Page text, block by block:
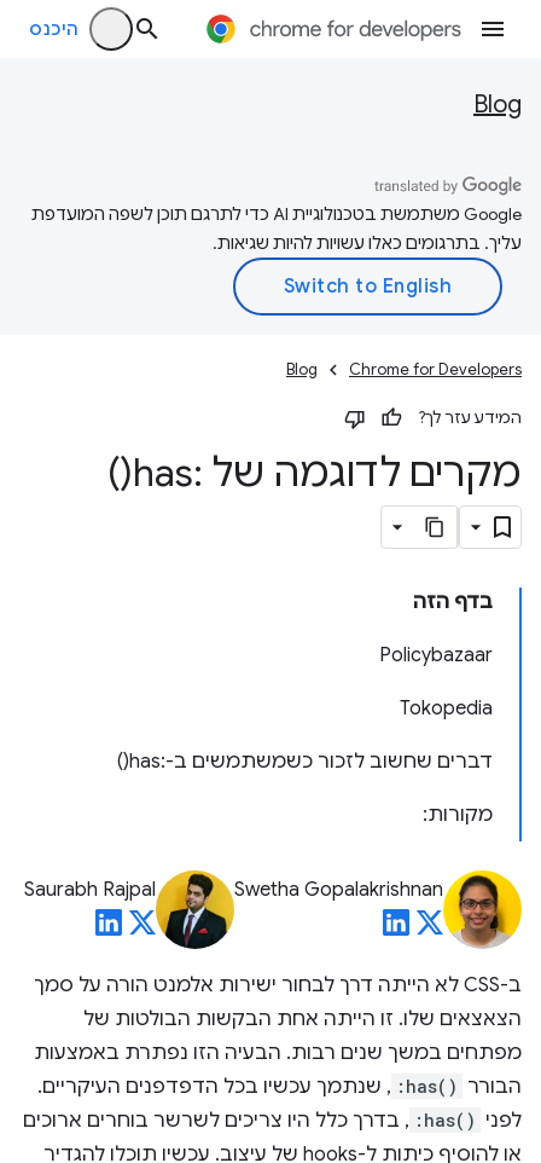
היכנס
Blog
‫Google משתמשת בטכנולוגיית AI כדי לתרגם תוכן לשפה המועדפת
עליך. בתרגומים כאלו עשויות להיות שגיאות.
Chrome for Developers
Blog
המידע עזר לך?
מקרים לדוגמה של :has(
)
בדף הזה
Policybazaar
Tokopedia
דברים שחשוב לזכור כשמשתמשים ב-:has()
מקורות:
Swetha Gopalakrishnan
Saurabh Rajpal
ב-CSS לא הייתה דרך לבחור ישירות אלמנט הורה על סמך
הצאצאים שלו. זו הייתה אחת הבקשות הבולטות של
מפתחים במשך שנים רבות. הבעיה הזו נפתרת באמצעות
הבורר :has() , שנתמך עכשיו בכל הדפדפנים העיקריים.
לפני :has() , בדרך כלל היו צריכים לשרשר בוחרים ארוכים
או להוסיף כיתות ל-hooks של עיצוב. עכשיו תוכלו להגדיר